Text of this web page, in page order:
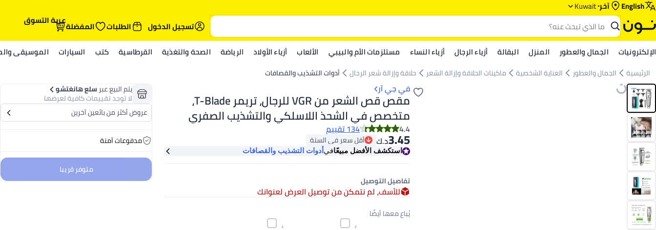
English آخر Kuwait
تسجيل الدخول
الطلبات المفضلةعربة التسوق
الإلكترونيات الجمال والعطور المنزل البقالة أزياء الرجال أزياء النساء مستلزمات الأم والبيبي الألعاب أزياء الأولاد الرياضة الصحة والتغذية القرطاسية كتب السيارات الموسيقى
الرئيسية الجمال والعطور العناية الشخصية ماكينات الحلاقة وإزالة الشعر حلاقة وإزالة شعر الرجال أدوات التشذيب والقصافات
في جي آر
مقص قص الشعر من VGR للرجال، تريمر T-Blade،
متخصص في الشحذ اللاسلكي والتشذيب الصفري
للحلاقين، شفرة بصلصال بدون شعر، للتشكيل
والتحديد والحلاقة وتشذيب اللحية. فضة
4.4
134 تقييم
د.ك‏3.45 أقل سعر في السنة
أقل سعر في السنة
استكشف الأفضل مبيعًافيأدوات التشذيب والقصافات
تفاصيل التوصيل
للأسف، لم نتمكن من توصيل العرض لعنوانك
يُباع معها أيضًا
يتم البيع عبرسلع هانغتشو
لا توجد تقييمات كافية لعرضها
عروض أكثر من بائعين آخرين
مدفوعات آمنة
متوفر قريبا